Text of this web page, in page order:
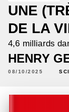
UNE
DE LA
4,6 milliards
HENRY
08/10/2025